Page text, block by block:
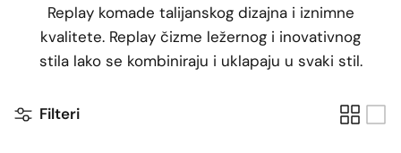
Replay komade talijanskog dizajna i iznimne
kvalitete. Replay čizme ležernog i inovativnog
stila lako se kombiniraju i uklapaju u svaki stil.
Filteri